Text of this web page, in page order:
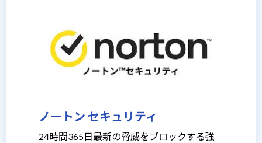
ノートン セキュリティ
24時間365日最新の脅威をブロックする強